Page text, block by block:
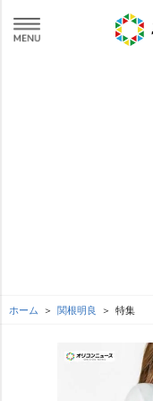
ホーム 関根明良 特集